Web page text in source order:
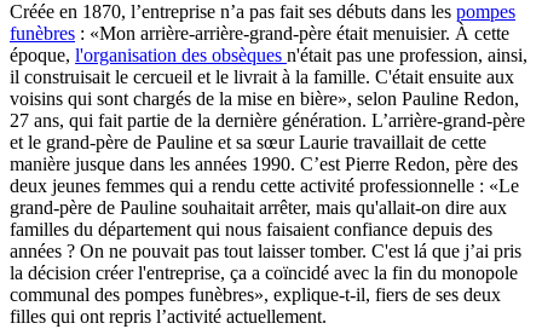
Créée en 1870, l’entreprise n’a pas fait ses débuts dans les pompes
funèbres : «Mon arrière-arrière-grand-père était menuisier. À cette
époque, l'organisation des obsèques n'était pas une profession, ainsi,
il construisait le cercueil et le livrait à la famille. C'était ensuite aux
voisins qui sont chargés de la mise en bière», selon Pauline Redon,
27 ans, qui fait partie de la dernière génération. L’arrière-grand-père
et le grand-père de Pauline et sa sœur Laurie travaillait de cette
manière jusque dans les années 1990. C’est Pierre Redon, père des
deux jeunes femmes qui a rendu cette activité professionnelle : «Le
grand-père de Pauline souhaitait arrêter, mais qu'allait-on dire aux
familles du département qui nous faisaient confiance depuis des
années ? On ne pouvait pas tout laisser tomber. C'est lá que j’ai pris
la décision créer l'entreprise, ça a coïncidé avec la fin du monopole
communal des pompes funèbres», explique-t-il, fiers de ses deux
filles qui ont repris l’activité actuellement.